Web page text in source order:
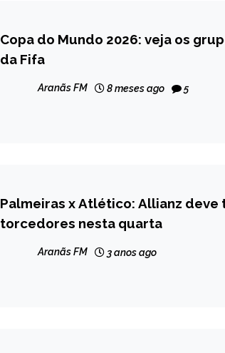
ESPORTES
NOTÍCIAS
Copa do Mundo 2026: veja os
da Fifa
Aranãs FM 8 meses ago 5
ESPORTES
Palmeiras x Atlético: Allianz deve
torcedores nesta quarta
Aranãs FM 3 anos ago